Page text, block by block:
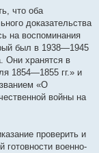
что оба
доказательства
на воспоминания
был в 1938—1945
Они хранятся в
1854—1855 гг.» и
«О
войны на
проверить и
военно-